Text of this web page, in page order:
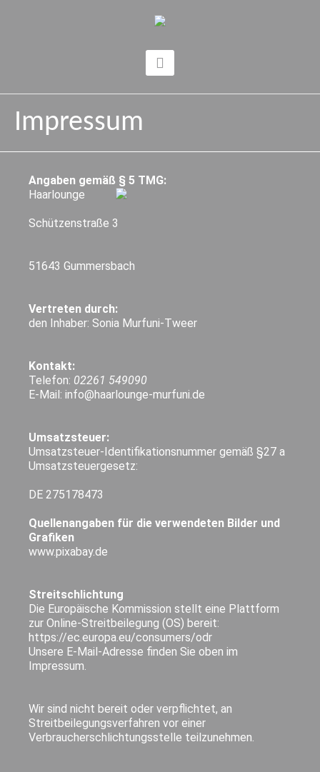
Impressum
Angaben gemäß § 5 TMG:
Haarlounge
Schützenstraße 3
51643 Gummersbach
Vertreten durch:
den Inhaber: Sonia Murfuni-Tweer
Kontakt:
Telefon: 02261 549090
E-Mail: info@haarlounge-murfuni.de
Umsatzsteuer:
Umsatzsteuer-Identifikationsnummer gemäß §27 a
Umsatzsteuergesetz:
DE 275178473
Quellenangaben für die verwendeten Bilder und
Grafiken
www.pixabay.de
Streitschlichtung
Die Europäische Kommission stellt eine Plattform
zur Online-Streitbeilegung (OS) bereit:
https://ec.europa.eu/consumers/odr
Unsere E-Mail-Adresse finden Sie oben im
Impressum.
Wir sind nicht bereit oder verpflichtet, an
Streitbeilegungsverfahren vor einer
Verbraucherschlichtungsstelle teilzunehmen.